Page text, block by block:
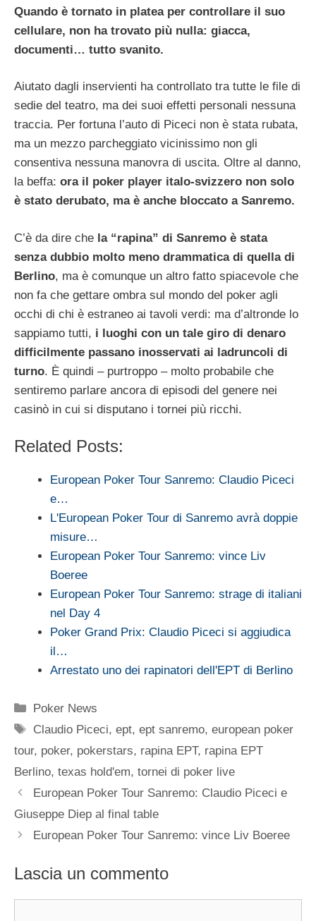
Quando è tornato in platea per controllare il suo
cellulare, non ha trovato più nulla: giacca,
documenti… tutto svanito.
Aiutato dagli inservienti ha controllato tra tutte le file di
sedie del teatro, ma dei suoi effetti personali nessuna
traccia. Per fortuna l’auto di Piceci non è stata rubata,
ma un mezzo parcheggiato vicinissimo non gli
consentiva nessuna manovra di uscita. Oltre al danno,
la beffa: ora il poker player italo-svizzero non solo
è stato derubato, ma è anche bloccato a Sanremo.
C’è da dire che la “rapina” di Sanremo è stata
senza dubbio molto meno drammatica di quella di
Berlino, ma è comunque un altro fatto spiacevole che
non fa che gettare ombra sul mondo del poker agli
occhi di chi è estraneo ai tavoli verdi: ma d’altronde lo
sappiamo tutti, i luoghi con un tale giro di denaro
difficilmente passano inosservati ai ladruncoli di
turno. È quindi – purtroppo – molto probabile che
sentiremo parlare ancora di episodi del genere nei
casinò in cui si disputano i tornei più ricchi.
Related Posts:
European Poker Tour Sanremo: Claudio Piceci
e…
L'European Poker Tour di Sanremo avrà doppie
misure…
European Poker Tour Sanremo: vince Liv
Boeree
European Poker Tour Sanremo: strage di italiani
nel Day 4
Poker Grand Prix: Claudio Piceci si aggiudica
il…
Arrestato uno dei rapinatori dell'EPT di Berlino
Categorie
Poker News
Tag
Claudio Piceci,ept,ept sanremo,european poker
tour, poker, pokerstars, rapina EPT, rapina EPT
Berlino, texas hold'em, tornei di poker live
European Poker Tour Sanremo: Claudio Piceci e
Giuseppe Diep al final table
European Poker Tour Sanremo: vince Liv Boeree
Lascia un commento